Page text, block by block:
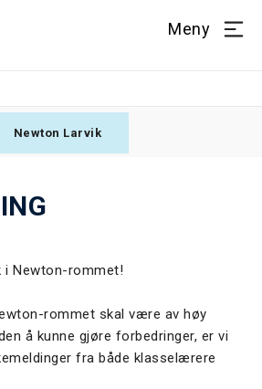
Meny
Newton Larvik
i Newton-rommet!
rommet skal være av høy
å kunne gjøre forbedringer, er vi
fra både klasselærere